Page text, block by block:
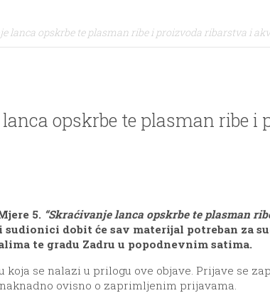
lanca opskrbe te plasman ribe i proizvoda ribarstva i
opskrbe te plasman ribe i
5. “Skraćivanje lanca opskrbe te plasman
dobit će sav materijal potreban za
te gradu Zadru u popodnevnim satima.
se nalazi u prilogu ove objave. Prijave se
naknadno ovisno o zaprimljenim prijavama.